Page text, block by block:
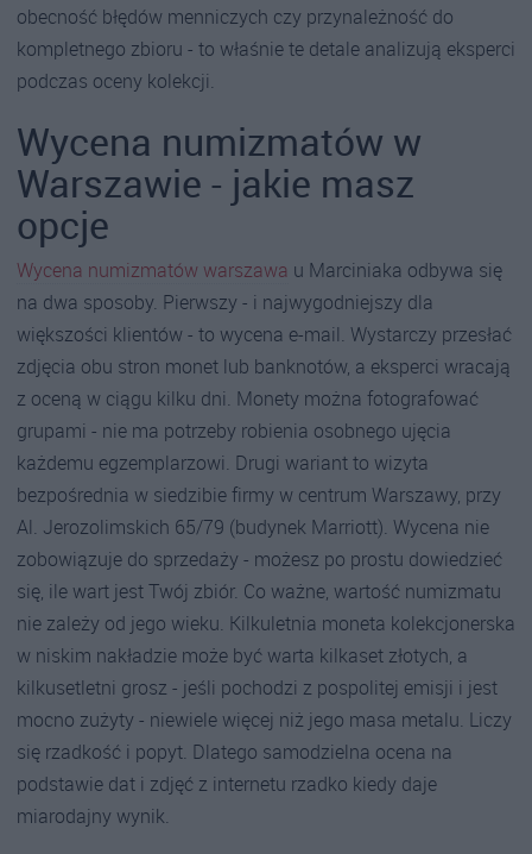
obecność błędów menniczych czy przynależność do
kompletnego zbioru - to właśnie te detale analizują eksperci
podczas oceny kolekcji.
Wycena numizmatów w
Warszawie - jakie masz
opcje
Wycena numizmatów warszawa u Marciniaka odbywa się
na dwa sposoby. Pierwszy - i najwygodniejszy dla
większości klientów - to wycena e-mail. Wystarczy przesłać
zdjęcia obu stron monet lub banknotów, a eksperci wracają
z oceną w ciągu kilku dni. Monety można fotografować
grupami - nie ma potrzeby robienia osobnego ujęcia
każdemu egzemplarzowi. Drugi wariant to wizyta
bezpośrednia w siedzibie firmy w centrum Warszawy, przy
Al. Jerozolimskich 65/79 (budynek Marriott). Wycena nie
zobowiązuje do sprzedaży - możesz po prostu dowiedzieć
się, ile wart jest Twój zbiór. Co ważne, wartość numizmatu
nie zależy od jego wieku. Kilkuletnia moneta kolekcjonerska
w niskim nakładzie może być warta kilkaset złotych, a
kilkusetletni grosz - jeśli pochodzi z pospolitej emisji i jest
mocno zużyty - niewiele więcej niż jego masa metalu. Liczy
się rzadkość i popyt. Dlatego samodzielna ocena na
podstawie dat i zdjęć z internetu rzadko kiedy daje
miarodajny wynik.